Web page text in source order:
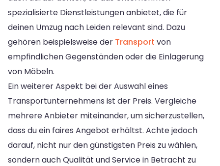
spezialisierte Dienstleistungen anbietet, die für
deinen Umzug nach Leiden relevant sind. Dazu
gehören beispielsweise der Transport von
empfindlichen Gegenständen oder die Einlagerung
von Möbeln.
Ein weiterer Aspekt bei der Auswahl eines
Transportunternehmens ist der Preis. Vergleiche
mehrere Anbieter miteinander, um sicherzustellen,
dass du ein faires Angebot erhältst. Achte jedoch
darauf, nicht nur den günstigsten Preis zu wählen,
sondern auch Qualität und Service in Betracht zu